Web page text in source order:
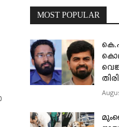
MOST POPULAR